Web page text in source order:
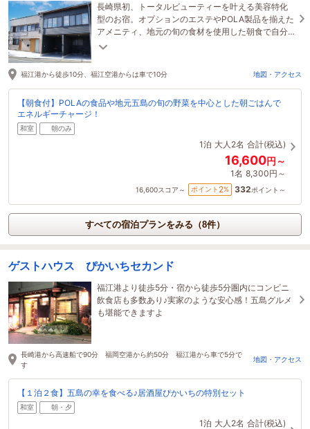
長崎県初、トータルビューティーを叶える美容特化
型のお宿。オプションのエステやPOLA製品を揃えた
アメニティ、地元の旬の食材を使用した朝食で自分
を労わる癒しの拠点に。男性のお客様も歓迎です！
福江港から徒歩10分、福江空港からは車で10分 地図・アクセス
【朝食付】POLAの食品や地元五島の旬の野菜を中心とした朝ごはんで
エネルギーチャージ！
和室 朝のみ
1泊 大人2名 合計(税込)
16,600円～
1名 8,300円～
16,600スコア～ ポイント 2% 332ポイント～
すべての宿泊プランをみる（8件）
ゲストハウス ぴかいちセカンド
福江港より徒歩5分・宿から徒歩5分圏内にコンビニ
飲食店も多数あり♪実家のような安心感！五島グルメ
も堪能できますよ
長崎港から高速船で90分 福岡空港から約50分 福江港から車で5分で
す
地図・アクセス
【１泊２食】五島の幸を食べる♪居酒屋ぴかいちの特別セット
和室 朝・夕
1泊 大人2名 合計(税込)